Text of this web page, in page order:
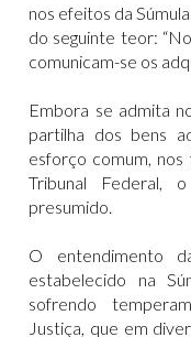
nos efeitos da
do seguinte teor:
comunicam-se os
Embora se admita
partilha dos bens
esforço comum,
Tribunal Federal,
presumido.
O entendimento
estabelecido na
sofrendo
Justiça, que em